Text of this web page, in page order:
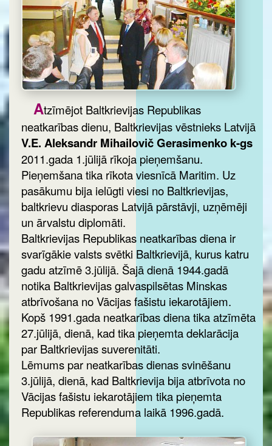
Atzīmējot Baltkrievijas Republikas
neatkarības dienu, Baltkrievijas vēstnieks Latvijā
V.E. Aleksandr Mihailovič Gerasimenko k-gs
2011.gada 1.jūlijā rīkoja pieņemšanu.
Pieņemšana tika rīkota viesnīcā Maritim. Uz
pasākumu bija ielūgti viesi no Baltkrievijas,
baltkrievu diasporas Latvijā pārstāvji, uzņēmēji
un ārvalstu diplomāti.
Baltkrievijas Republikas neatkarības diena ir
svarīgākie valsts svētki Baltkrievijā, kurus katru
gadu atzīmē 3.jūlijā. Šajā dienā 1944.gadā
notika Baltkrievijas galvaspilsētas Minskas
atbrīvošana no Vācijas fašistu iekarotājiem.
Kopš 1991.gada neatkarības diena tika atzīmēta
27.jūlijā, dienā, kad tika pieņemta deklarācija
par Baltkrievijas suverenitāti.
Lēmums par neatkarības dienas svinēšanu
3.jūlijā, dienā, kad Baltkrievija bija atbrīvota no
Vācijas fašistu iekarotājiem tika pieņemta
Republikas referenduma laikā 1996.gadā.